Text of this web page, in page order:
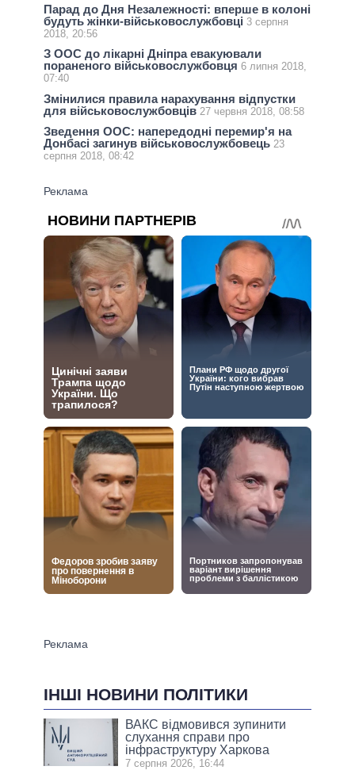
Парад до Дня Незалежності: вперше в колоні
будуть жінки-військовослужбовці 3 серпня
2018, 20:56
З ООС до лікарні Дніпра евакуювали
пораненого військовослужбовця 6 липня 2018,
07:40
Змінилися правила нарахування відпустки
для військовослужбовців 27 червня 2018, 08:58
Зведення ООС: напередодні перемир'я на
Донбасі загинув військовослужбовець 23
серпня 2018, 08:42
ІНШІ НОВИНИ ПОЛІТИКИ
ВАКС відмовився зупинити
слухання справи про
інфраструктуру Харкова
7 серпня 2026, 16:44